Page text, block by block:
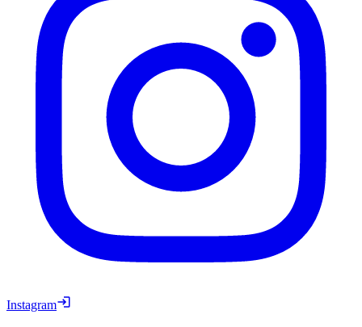
Instagram